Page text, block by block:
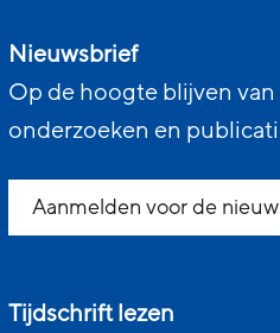
Nieuwsbrief
Op de hoogte blijven
onderzoeken en
Aanmelden voor de
Tijdschrift lezen